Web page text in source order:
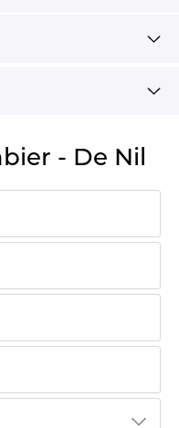
- De Nil